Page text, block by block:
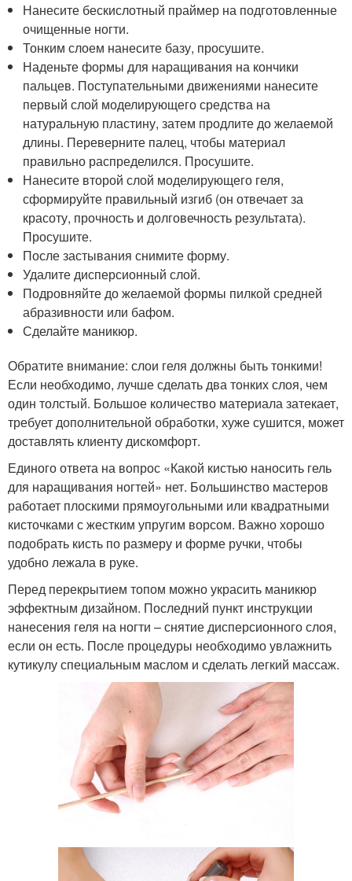
Нанесите бескислотный праймер на подготовленные
очищенные ногти.
Тонким слоем нанесите базу, просушите.
Наденьте формы для наращивания на кончики
пальцев. Поступательными движениями нанесите
первый слой моделирующего средства на
натуральную пластину, затем продлите до желаемой
длины. Переверните палец, чтобы материал
правильно распределился. Просушите.
Нанесите второй слой моделирующего геля,
сформируйте правильный изгиб (он отвечает за
красоту, прочность и долговечность результата).
Просушите.
После застывания снимите форму.
Удалите дисперсионный слой.
Подровняйте до желаемой формы пилкой средней
абразивности или бафом.
Сделайте маникюр.
Обратите внимание: слои геля должны быть тонкими!
Если необходимо, лучше сделать два тонких слоя, чем
один толстый. Большое количество материала затекает,
требует дополнительной обработки, хуже сушится, может
доставлять клиенту дискомфорт.
Единого ответа на вопрос «Какой кистью наносить гель
для наращивания ногтей» нет. Большинство мастеров
работает плоскими прямоугольными или квадратными
кисточками с жестким упругим ворсом. Важно хорошо
подобрать кисть по размеру и форме ручки, чтобы
удобно лежала в руке.
Перед перекрытием топом можно украсить маникюр
эффектным дизайном. Последний пункт инструкции
нанесения геля на ногти – снятие дисперсионного слоя,
если он есть. После процедуры необходимо увлажнить
кутикулу специальным маслом и сделать легкий массаж.